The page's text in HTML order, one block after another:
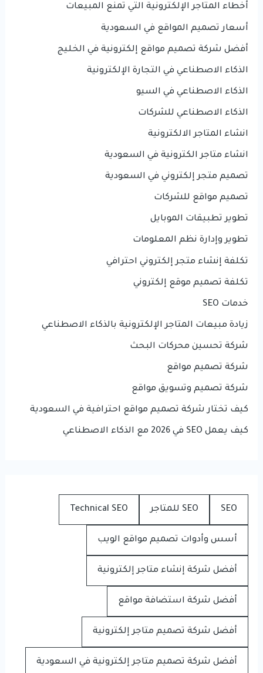
أخطاء المتاجر الإلكترونية التي تمنع المبيعات
أسعار تصميم المواقع في السعودية
أفضل شركة تصميم مواقع إلكترونية في الخليج
الذكاء الاصطناعي في التجارة الإلكترونية
الذكاء الاصطناعي في السيو
الذكاء الاصطناعي للشركات
انشاء المتاجر الالكترونية
انشاء متاجر الكترونية في السعودية
تصميم متجر إلكتروني في السعودية
تصميم مواقع للشركات
تطوير تطبيقات الموبايل
تطوير وإدارة نظم المعلومات
تكلفة إنشاء متجر إلكتروني احترافي
تكلفة تصميم موقع إلكتروني
خدمات SEO
زيادة مبيعات المتاجر الإلكترونية بالذكاء الاصطناعي
شركة تحسين محركات البحث
شركة تصميم مواقع
شركة تصميم وتسويق مواقع
كيف تختار شركة تصميم مواقع احترافية في السعودية
كيف يعمل SEO في 2026 مع الذكاء الاصطناعي
SEO SEO للمتاجر Technical SEO
أسس وأدوات تصميم مواقع الويب
أفضل شركة إنشاء متاجر إلكترونية
أفضل شركة استضافة مواقع
أفضل شركة تصميم متاجر إلكترونية
أفضل شركة تصميم متاجر إلكترونية في السعودية